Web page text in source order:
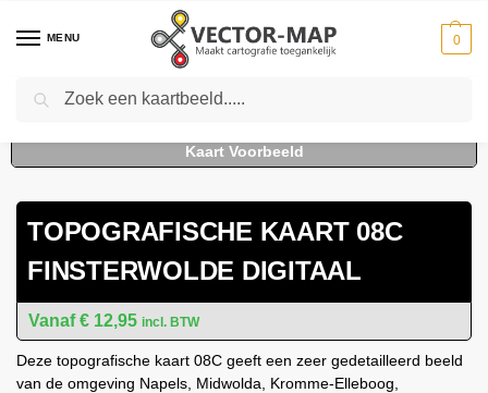
MENU 0
Home Kaarten - Topografische kaarten
TOPOGRAFISCHE KAART 08C
FINSTERWOLDE DIGITAAL
€ 12,95 incl. BTW
Deze topografische kaart 08C geeft een zeer gedetailleerd beeld
van de omgeving Napels, Midwolda, Kromme-Elleboog,